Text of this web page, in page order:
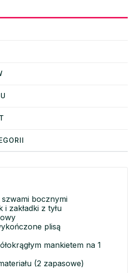
bocznymi
zakładki z tyłu
plisą
mankietem na 1
(2 zapasowe)